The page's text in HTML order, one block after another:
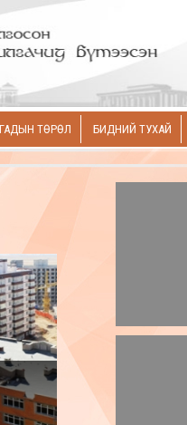
ТӨРӨЛ БИДНИЙ ТУХАЙ